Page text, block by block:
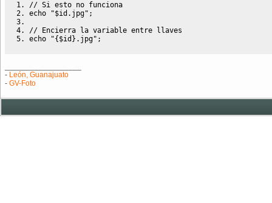
// Si esto no funciona
echo
"$id .jpg" ;
// Encierra la variable entre llaves
echo
"{$id} .jpg" ;
- León, Guanajuato
- GV-Foto